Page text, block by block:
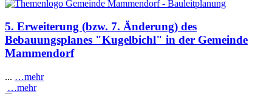
5. Erweiterung (bzw. 7. Änderung) des
Bebauungsplanes "Kugelbichl" in der Gemeinde
Mammendorf
... …mehr
…mehr